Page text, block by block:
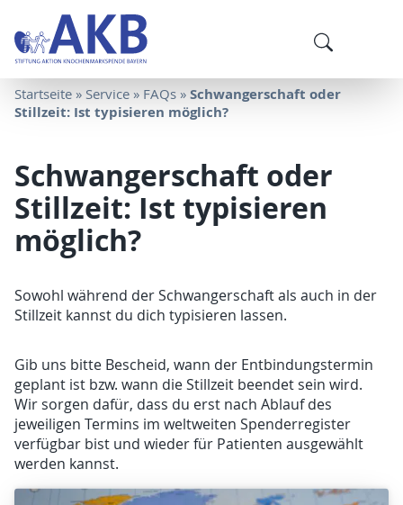
Startseite » Service » FAQs »Schwangerschaft oder
Stillzeit: Ist typisieren möglich?
Schwangerschaft oder
Stillzeit: Ist typisieren
möglich?
Sowohl während der Schwangerschaft als auch in der
Stillzeit kannst du dich typisieren lassen.
Gib uns bitte Bescheid, wann der Entbindungstermin
geplant ist bzw. wann die Stillzeit beendet sein wird.
Wir sorgen dafür, dass du erst nach Ablauf des
jeweiligen Termins im weltweiten Spenderregister
verfügbar bist und wieder für Patienten ausgewählt
werden kannst.